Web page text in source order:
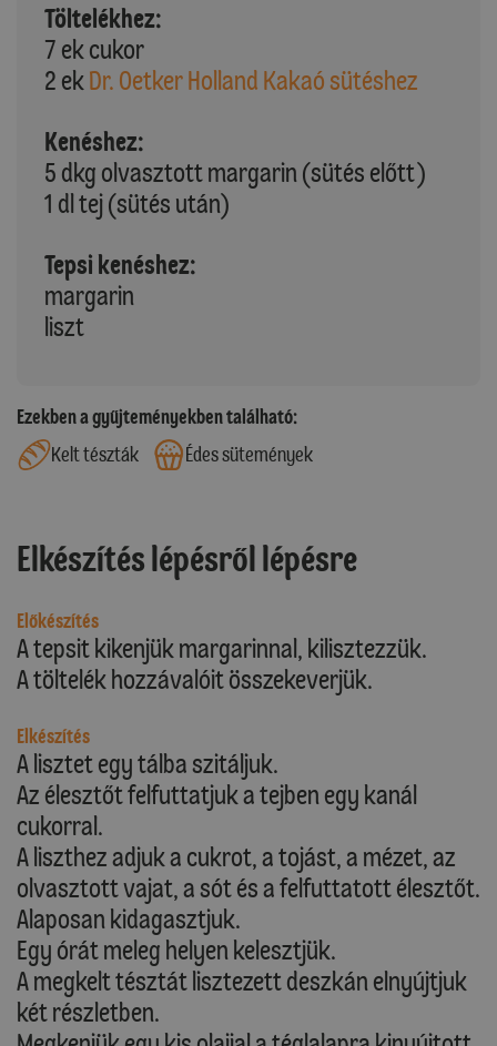
Töltelékhez:
7 ek cukor
2 ek Dr. Oetker Holland Kakaó sütéshez
Kenéshez:
5 dkg olvasztott margarin (sütés előtt)
1 dl tej (sütés után)
Tepsi kenéshez:
margarin
liszt
Ezekben a gyűjteményekben található:
Kelt tészták
Édes sütemények
Elkészítés lépésről lépésre
Előkészítés
A tepsit kikenjük margarinnal, kilisztezzük.
A töltelék hozzávalóit összekeverjük.
Elkészítés
A lisztet egy tálba szitáljuk.
Az élesztőt felfuttatjuk a tejben egy kanál
cukorral.
A liszthez adjuk a cukrot, a tojást, a mézet, az
olvasztott vajat, a sót és a felfuttatott élesztőt.
Alaposan kidagasztjuk.
Egy órát meleg helyen kelesztjük.
A megkelt tésztát lisztezett deszkán elnyújtjuk
két részletben.